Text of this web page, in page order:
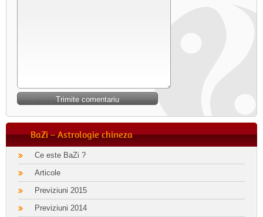
BaZi – Astrologie chineza
Ce este BaZi ?
Articole
Previziuni 2015
Previziuni 2014